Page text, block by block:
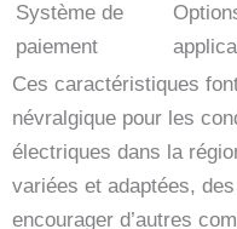
Système de
paiement
Ces caractéristiques
névralgique pour les
électriques dans la
variées et adaptées,
encourager d’autres